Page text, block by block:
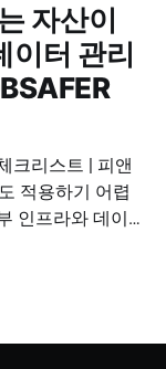
자산이
이터 관리
크리스트 | 피앤